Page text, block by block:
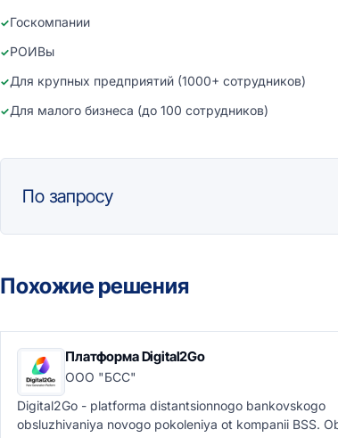
Госкомпании
РОИВы
Для крупных предприятий (1000+ сотрудников)
Для малого бизнеса (до 100 сотрудников)
По запросу
Похожие решения
Платформа Digital2Go
ООО "БСС"
Digital2Go - platforma distantsionnogo bankovskogo
obsluzhivaniya novogo pokoleniya ot kompanii BSS.